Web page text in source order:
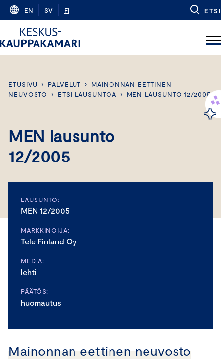
Skip
content
EN SV FI ETSI
ETUSIVU › PALVELUT ›
MAINONNAN EETTINEN
NEUVOSTO
› ETSI LAUSUNTOA › MEN LAUSUNTO 12/2005
MEN lausunto
12/2005
LAUSUNTO:
MEN 12/2005
MARKKINOIJA:
Tele Finland Oy
MEDIA:
lehti
PÄÄTÖS:
huomautus
Mainonnan eettinen neuvosto